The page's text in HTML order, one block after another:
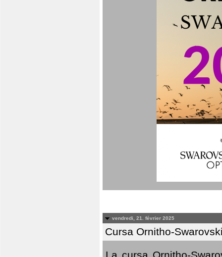
vendredi, 21. février 2025
Cursa Ornitho-